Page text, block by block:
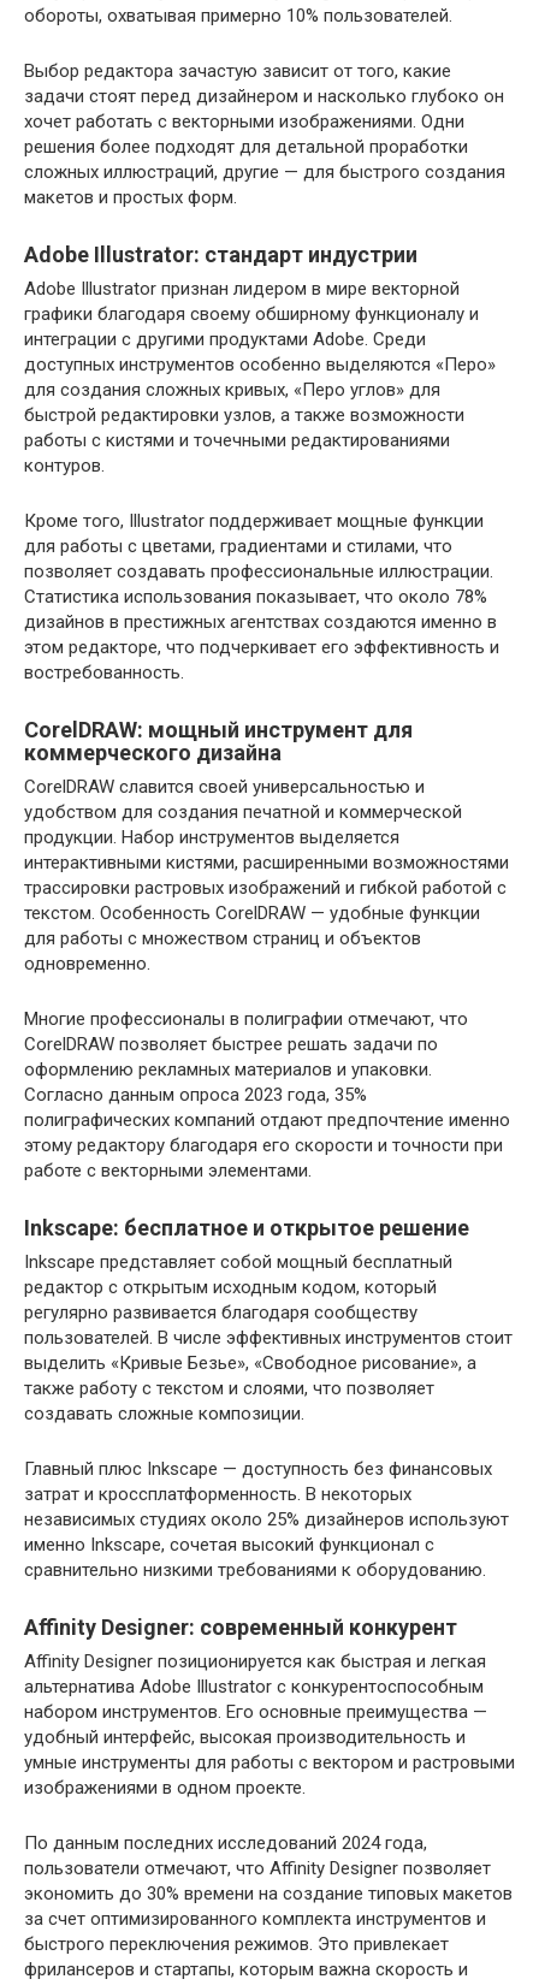
обороты, охватывая примерно 10% пользователей.
Выбор редактора зачастую зависит от того, какие
задачи стоят перед дизайнером и насколько глубоко он
хочет работать с векторными изображениями. Одни
решения более подходят для детальной проработки
сложных иллюстраций, другие — для быстрого создания
макетов и простых форм.
Adobe Illustrator: стандарт индустрии
Adobe Illustrator признан лидером в мире векторной
графики благодаря своему обширному функционалу и
интеграции с другими продуктами Adobe. Среди
доступных инструментов особенно выделяются «Перо»
для создания сложных кривых, «Перо углов» для
быстрой редактировки узлов, а также возможности
работы с кистями и точечными редактированиями
контуров.
Кроме того, Illustrator поддерживает мощные функции
для работы с цветами, градиентами и стилами, что
позволяет создавать профессиональные иллюстрации.
Статистика использования показывает, что около 78%
дизайнов в престижных агентствах создаются именно в
этом редакторе, что подчеркивает его эффективность и
востребованность.
CorelDRAW: мощный инструмент для
коммерческого дизайна
CorelDRAW славится своей универсальностью и
удобством для создания печатной и коммерческой
продукции. Набор инструментов выделяется
интерактивными кистями, расширенными возможностями
трассировки растровых изображений и гибкой работой с
текстом. Особенность CorelDRAW — удобные функции
для работы с множеством страниц и объектов
одновременно.
Многие профессионалы в полиграфии отмечают, что
CorelDRAW позволяет быстрее решать задачи по
оформлению рекламных материалов и упаковки.
Согласно данным опроса 2023 года, 35%
полиграфических компаний отдают предпочтение именно
этому редактору благодаря его скорости и точности при
работе с векторными элементами.
Inkscape: бесплатное и открытое решение
Inkscape представляет собой мощный бесплатный
редактор с открытым исходным кодом, который
регулярно развивается благодаря сообществу
пользователей. В числе эффективных инструментов стоит
выделить «Кривые Безье», «Свободное рисование», а
также работу с текстом и слоями, что позволяет
создавать сложные композиции.
Главный плюс Inkscape — доступность без финансовых
затрат и кроссплатформенность. В некоторых
независимых студиях около 25% дизайнеров используют
именно Inkscape, сочетая высокий функционал с
сравнительно низкими требованиями к оборудованию.
Affinity Designer: современный конкурент
Affinity Designer позиционируется как быстрая и легкая
альтернатива Adobe Illustrator с конкурентоспособным
набором инструментов. Его основные преимущества —
удобный интерфейс, высокая производительность и
умные инструменты для работы с вектором и растровыми
изображениями в одном проекте.
По данным последних исследований 2024 года,
пользователи отмечают, что Affinity Designer позволяет
экономить до 30% времени на создание типовых макетов
за счет оптимизированного комплекта инструментов и
быстрого переключения режимов. Это привлекает
фрилансеров и стартапы, которым важна скорость и